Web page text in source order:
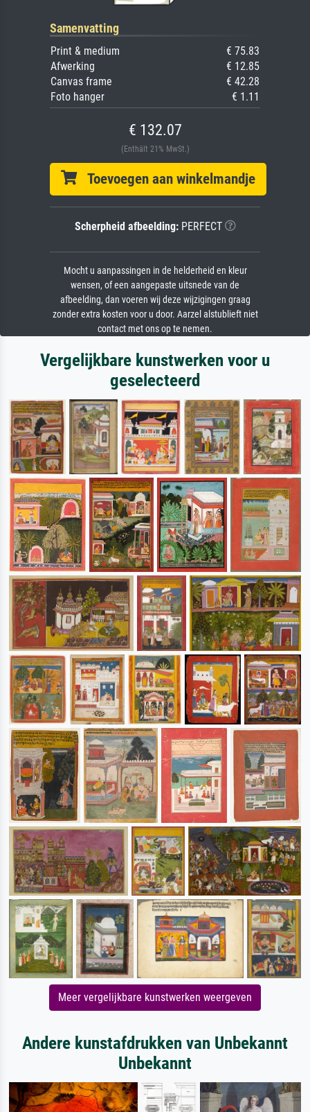
Samenvatting
Print & medium
€ 75.83
Afwerking
€ 12.85
Canvas frame
€ 42.28
Foto hanger
€ 1.11
€ 132.07
(Enthält 21% MwSt.)
Toevoegen aan winkelmandje
Scherpheid afbeelding:PERFECT
Mocht u aanpassingen in de helderheid en kleur
wensen, of een aangepaste uitsnede van de
afbeelding, dan voeren wij deze wijzigingen graag
zonder extra kosten voor u door. Aarzel alstublieft niet
contact met ons op te nemen.
Vergelijkbare kunstwerken voor u
geselecteerd
Meer vergelijkbare kunstwerken weergeven
Andere kunstafdrukken van Unbekannt
Unbekannt